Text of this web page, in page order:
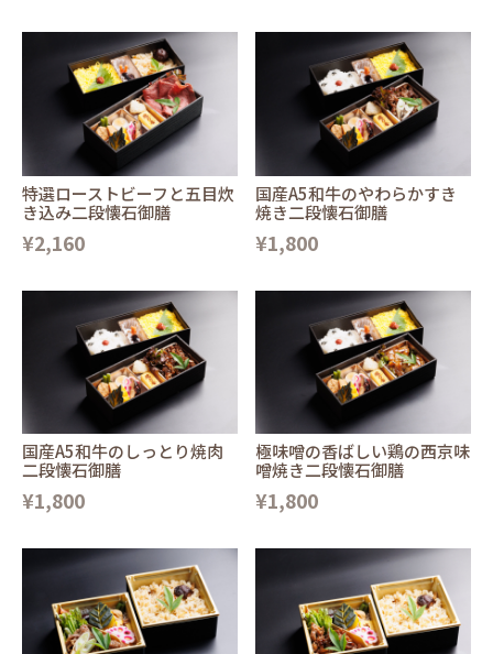
特選ローストビーフと五目炊
き込み二段懐石御膳
¥2,160
国産A5和牛のやわらかすき
焼き二段懐石御膳
¥1,800
国産A5和牛のしっとり焼肉
二段懐石御膳
¥1,800
極味噌の香ばしい鶏の西京味
噌焼き二段懐石御膳
¥1,800